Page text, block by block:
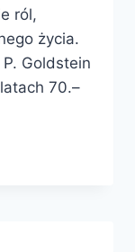
ról,
życia.
Goldstein
70.–